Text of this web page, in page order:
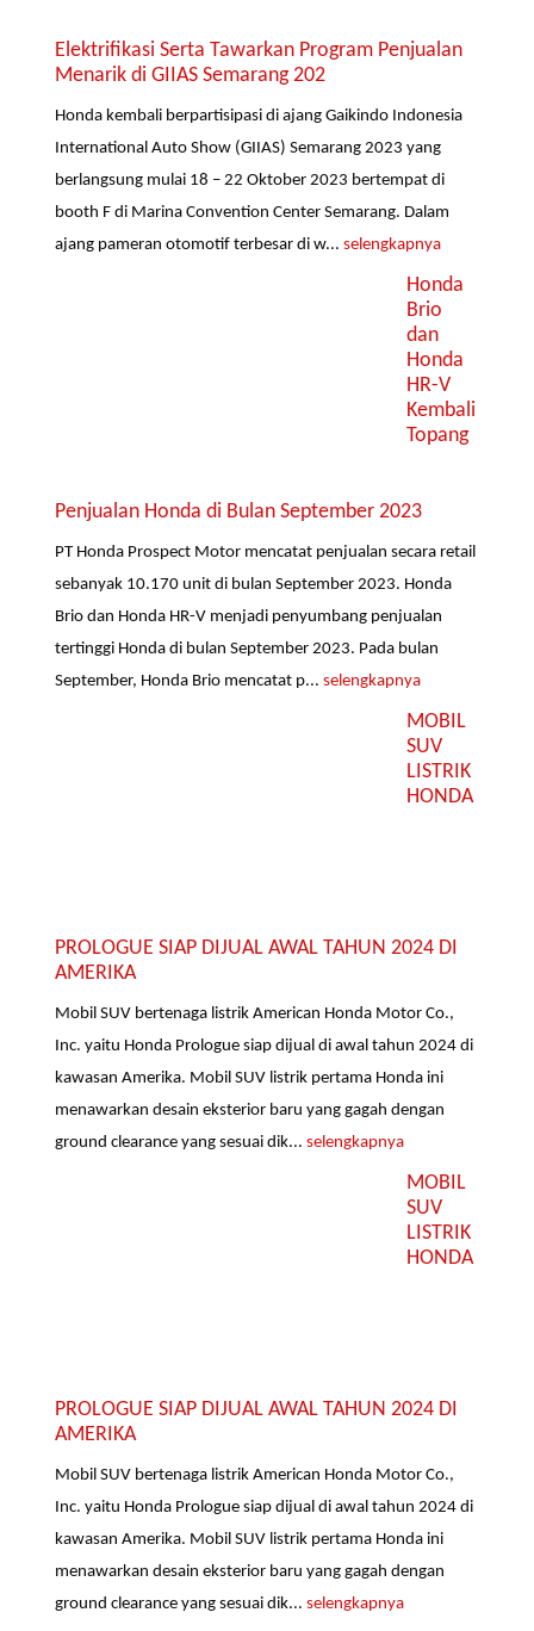
Elektrifikasi Serta Tawarkan Program Penjualan
Menarik di GIIAS Semarang 202
Honda kembali berpartisipasi di ajang Gaikindo Indonesia
International Auto Show (GIIAS) Semarang 2023 yang
berlangsung mulai 18 – 22 Oktober 2023 bertempat di
booth F di Marina Convention Center Semarang. Dalam
ajang pameran otomotif terbesar di w...selengkapnya
Honda
Brio
dan
Honda
HR-V
Kembali
Topang
Penjualan Honda di Bulan September 2023
PT Honda Prospect Motor mencatat penjualan secara retail
sebanyak 10.170 unit di bulan September 2023. Honda
Brio dan Honda HR-V menjadi penyumbang penjualan
tertinggi Honda di bulan September 2023. Pada bulan
September, Honda Brio mencatat p...selengkapnya
MOBIL
SUV
LISTRIK
HONDA
PROLOGUE SIAP DIJUAL AWAL TAHUN 2024 DI
AMERIKA
Mobil SUV bertenaga listrik American Honda Motor Co.,
Inc. yaitu Honda Prologue siap dijual di awal tahun 2024 di
kawasan Amerika. Mobil SUV listrik pertama Honda ini
menawarkan desain eksterior baru yang gagah dengan
ground clearance yang sesuai dik...selengkapnya
MOBIL
SUV
LISTRIK
HONDA
PROLOGUE SIAP DIJUAL AWAL TAHUN 2024 DI
AMERIKA
Mobil SUV bertenaga listrik American Honda Motor Co.,
Inc. yaitu Honda Prologue siap dijual di awal tahun 2024 di
kawasan Amerika. Mobil SUV listrik pertama Honda ini
menawarkan desain eksterior baru yang gagah dengan
ground clearance yang sesuai dik...selengkapnya